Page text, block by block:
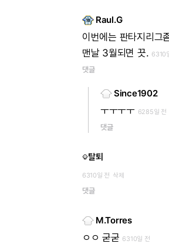
Raul.G
이번에는 판타지리그
맨날 3월되면 끗. 6310
댓글
Since1902
ㅜㅜㅜㅜ 6285일 전
댓글
탈퇴
6310일 전 삭제
댓글
M.Torres
ㅇㅇ 굳굳 6310일 전